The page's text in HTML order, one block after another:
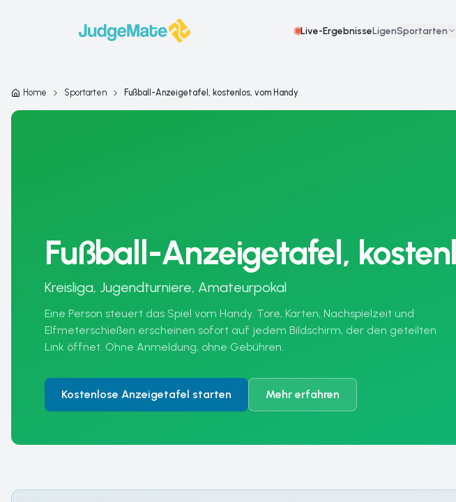
Live-ErgebnisseLigenSportarten
Home Sportarten Fußball-Anzeigetafel, kostenlos, vom Handy
Fußball-Anzeigetafel,
Kreisliga, Jugendturniere, Amateurpokal
Eine Person steuert das Spiel vom Handy. Tore, Karten, Nachspielzeit und
Elfmeterschießen erscheinen sofort auf jedem Bildschirm, der den geteilten
Link öffnet. Ohne Anmeldung, ohne Gebühren.
Kostenlose Anzeigetafel starten Mehr erfahren